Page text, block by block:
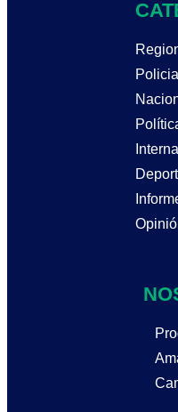
Policial